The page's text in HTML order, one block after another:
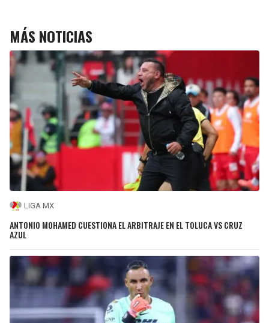
MÁS NOTICIAS
LIGA MX
ANTONIO MOHAMED CUESTIONA EL ARBITRAJE EN EL TOLUCA VS CRUZ
AZUL